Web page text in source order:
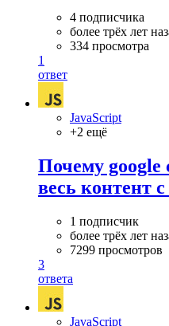
4 подписчика
более трёх лет
334 просмотра
1
ответ
JavaScript
+2 ещё
Почему google
весь контент с
1 подписчик
более трёх лет
7299 просмотров
3
ответа
JavaScript